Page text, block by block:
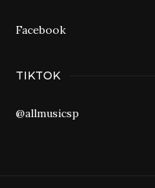
Facebook
TIKTOK
@allmusicsp